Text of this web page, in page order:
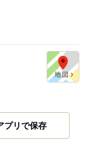
プリで保存